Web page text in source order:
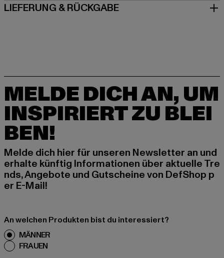
LIEFERUNG & RÜCKGABE
MELDE DICH AN, UM
INSPIRIERT ZU BLEI
BEN!
Melde dich hier für unseren Newsletter an und
erhalte künftig Informationen über aktuelle Tre
nds, Angebote und Gutscheine von DefShop p
er E-Mail!
An welchen Produkten bist du interessiert?
MÄNNER
FRAUEN